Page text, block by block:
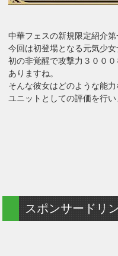
中華フェスの新規限定紹介第
今回は初登場となる元気少女
初の非覚醒で攻撃力３００
ありますね。
そんな彼女はどのような能力
ユニットとしての評価を行い
スポンサードリ